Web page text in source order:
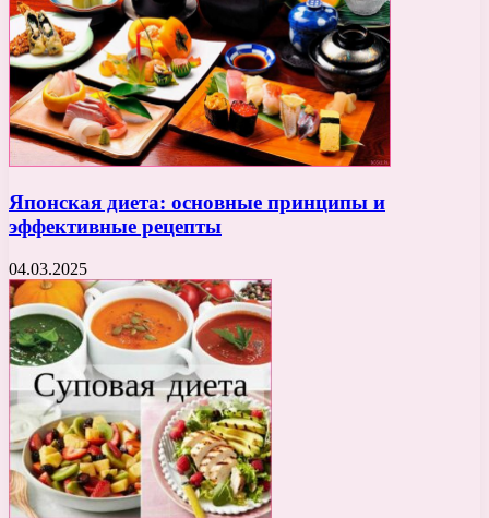
Японская диета: основные принципы и
эффективные рецепты
04.03.2025